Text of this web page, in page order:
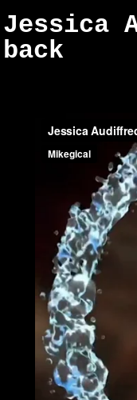
Jessica
back